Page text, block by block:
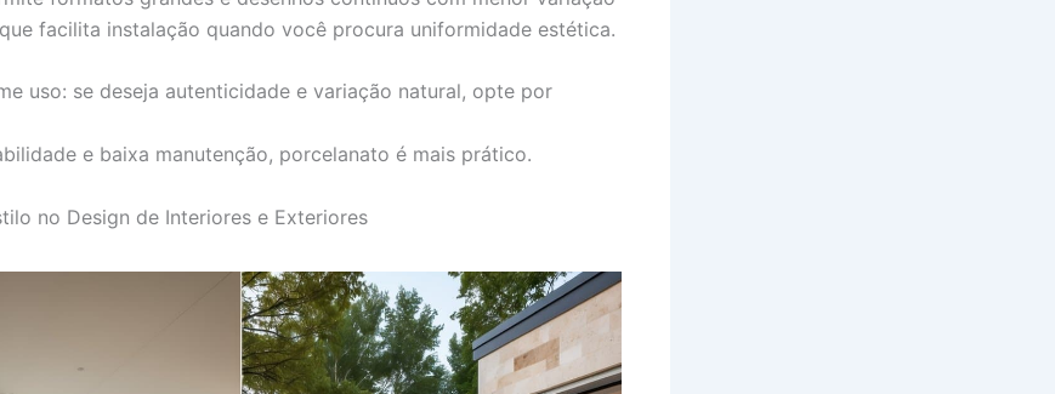
facilita instalação quando você procura uniformidade estética.
uso: se deseja autenticidade e variação natural, opte por
e baixa manutenção, porcelanato é mais prático.
no Design de Interiores e Exteriores